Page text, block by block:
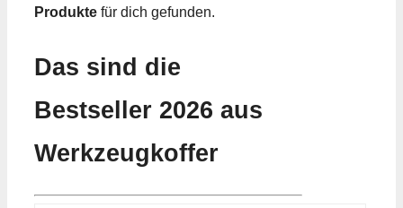
Produkte für dich gefunden.
Das sind die
Bestseller 2026 aus
Werkzeugkoffer